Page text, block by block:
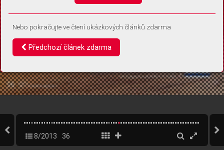
8/2013 36
Nebo pokračujte ve čtení ukázkových článků zdarma
Předchozí článek zdarma